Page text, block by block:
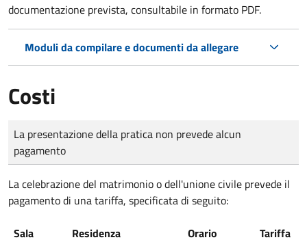
documentazione prevista, consultabile in formato PDF.
Moduli da compilare e documenti da allegare
Costi
Tipo di pagamento
Importo
La presentazione della pratica non prevede alcun
pagamento
La celebrazione del matrimonio o dell'unione civile prevede il
pagamento di una tariffa, specificata di seguito:
Sala
Residenza Orario
Tariffa